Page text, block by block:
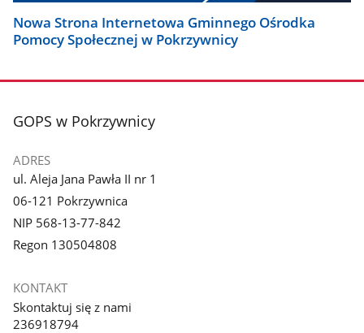
Nowa Strona Internetowa Gminnego Ośrodka
Pomocy Społecznej w Pokrzywnicy
stopka
GOPS w Pokrzywnicy
ADRES
ul. Aleja Jana Pawła II nr 1
06-121 Pokrzywnica
NIP 568-13-77-842
Regon 130504808
KONTAKT
Skontaktuj się z nami
236918794